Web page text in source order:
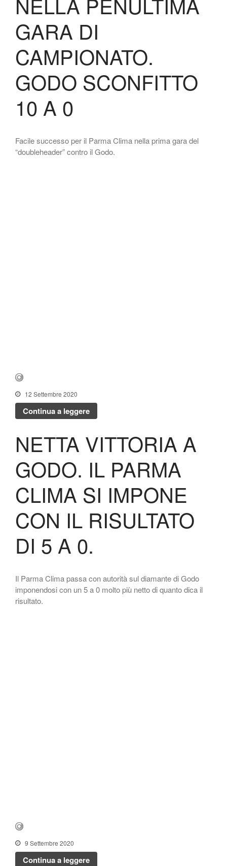
GARA DI
CAMPIONATO.
GODO SCONFITTO
10 A 0
Facile successo per il Parma Clima nella prima gara del
“doubleheader” contro il Godo.
12 Settembre 2020
Continua a leggere
NETTA VITTORIA A
GODO. IL PARMA
CLIMA SI IMPONE
CON IL RISULTATO
DI 5 A 0.
Il Parma Clima passa con autorità sul diamante di Godo
imponendosi con un 5 a 0 molto più netto di quanto dica il
risultato.
9 Settembre 2020
Continua a leggere